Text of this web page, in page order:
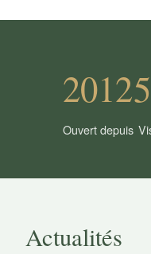
2012
Ouvert depuis
Actualités